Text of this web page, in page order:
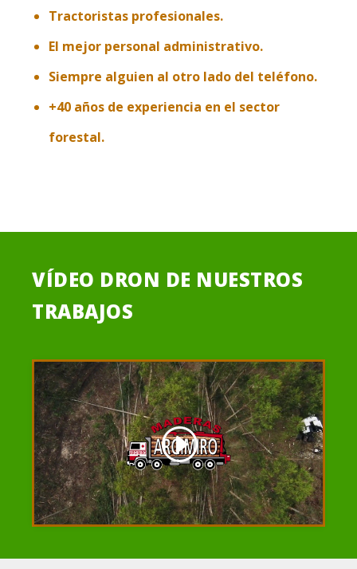
Tractoristas profesionales.
El mejor personal administrativo.
Siempre alguien al otro lado del teléfono.
+40 años de experiencia en el sector
forestal.
VÍDEO DRON DE NUESTROS
TRABAJOS
Haz clic para aceptar cookies de
marketing y permitir este contenido